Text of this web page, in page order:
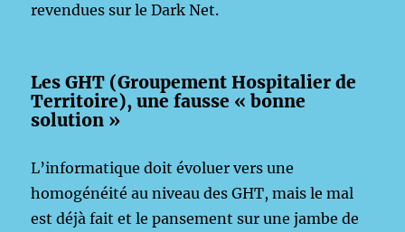
revendues sur le Dark Net.
Les GHT (Groupement Hospitalier de
Territoire), une fausse « bonne
solution »
L’informatique doit évoluer vers une
homogénéité au niveau des GHT, mais le mal
est déjà fait et le pansement sur une jambe de